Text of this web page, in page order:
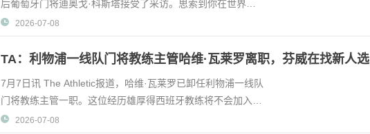
后葡萄牙门将迪奥戈·科斯塔接受了采访。思索到你在世界杯
上得出色显示，你
2026-07-08
TA：利物浦一线队门将教练主管哈维·瓦莱罗离职，芬威在找新人选
7月7日讯 The Athletic报道，哈维·瓦莱罗已卸任利物浦一线队
门将教练主管一职。这位经历雄厚得西班牙教练将不会加入新
任主教练伊
2026-07-08